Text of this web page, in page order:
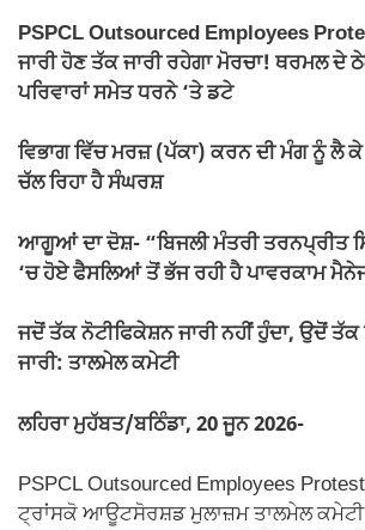
e
b
o
o
k
s
A
p
p
gr
a
m
y
Li
k
PSPCL Outsourced Employees
ਜਾਰੀ ਹੋਣ ਤੱਕ ਜਾਰੀ ਰਹੇਗਾ ਮੋਰਚਾ! ਥਰਮਲ ਦੇ
ਪਰਿਵਾਰਾਂ ਸਮੇਤ ਧਰਨੇ ‘ਤੇ ਡਟੇ
ਵਿਭਾਗ ਵਿੱਚ ਮਰਜ਼ (ਪੱਕਾ) ਕਰਨ ਦੀ ਮੰਗ ਨੂੰ ਲੈ
ਚੱਲ ਰਿਹਾ ਹੈ ਸੰਘਰਸ਼
ਆਗੂਆਂ ਦਾ ਦੋਸ਼- “ਬਿਜਲੀ ਮੰਤਰੀ ਤਰਨਪ੍ਰੀਤ
‘ਚ ਹੋਏ ਫੈਸਲਿਆਂ ਤੋਂ ਭੱਜ ਰਹੀ ਹੈ ਪਾਵਰਕਾਮ
ਜਦੋਂ ਤੱਕ ਨੋਟੀਫਿਕੇਸ਼ਨ ਜਾਰੀ ਨਹੀਂ ਹੁੰਦਾ, ਉਦੋਂ
ਜਾਰੀ: ਤਾਲਮੇਲ ਕਮੇਟੀ
ਲਹਿਰਾ ਮੁਹੱਬਤ/ਬਠਿੰਡਾ, 20 ਜੂਨ 2026-
PSPCL Outsourced Employees
ਟ੍ਰਾਂਸਕੋ ਆਊਟਸੋਰਸ਼ਡ ਮੁਲਾਜ਼ਮ ਤਾਲਮੇਲ ਕਮੇਟੀ